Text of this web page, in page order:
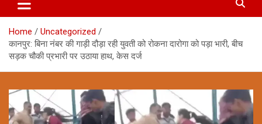
Home
Uncategorized
कानपुर: बिना नंबर की गाड़ी दौड़ा रही युवती को रोकना दारोगा को पड़ा भारी, बीच
सड़क चौकी प्रभारी पर उठाया हाथ, केस दर्ज